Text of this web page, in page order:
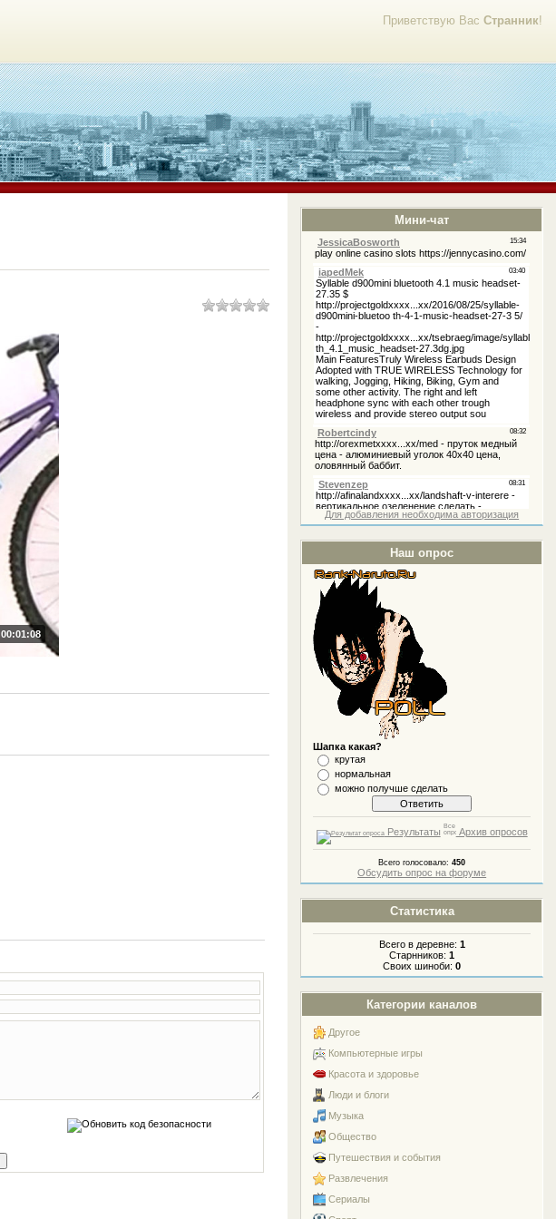
Приветствую Вас Странник!
Мини-чат
Для добавления необходима авторизация
Наш опрос
Шапка какая?
крутая
нормальная
можно получше сделать
Результаты Архив опросов
Всего голосовало:450
Обсудить опрос на форуме
Статистика
Всего в деревне: 1
Старнников:1
Своих шиноби:0
Категории каналов
Другое
Компьютерные игры
Красота и здоровье
Люди и блоги
Музыка
Общество
Путешествия и события
Развлечения
Сериалы
00:01:08